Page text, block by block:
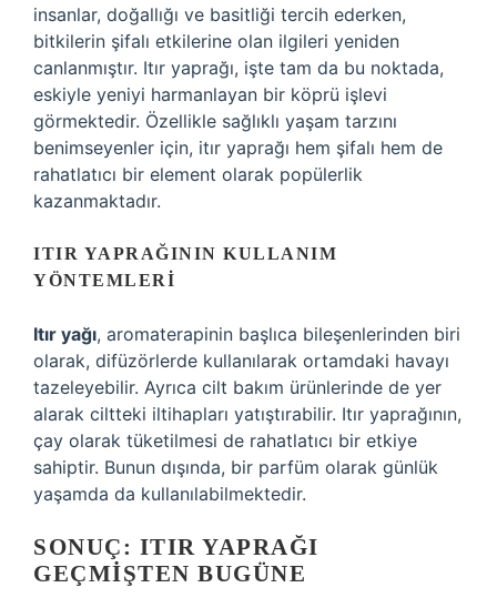
insanlar, doğallığı ve basitliği tercih ederken,
bitkilerin şifalı etkilerine olan ilgileri yeniden
canlanmıştır. Itır yaprağı, işte tam da bu noktada,
eskiyle yeniyi harmanlayan bir köprü işlevi
görmektedir. Özellikle sağlıklı yaşam tarzını
benimseyenler için, itır yaprağı hem şifalı hem de
rahatlatıcı bir element olarak popülerlik
kazanmaktadır.
ITIR YAPRAĞININ KULLANIM
YÖNTEMLERI
Itır yağı, aromaterapinin başlıca bileşenlerinden biri
olarak, difüzörlerde kullanılarak ortamdaki havayı
tazeleyebilir. Ayrıca cilt bakım ürünlerinde de yer
alarak ciltteki iltihapları yatıştırabilir. Itır yaprağının,
çay olarak tüketilmesi de rahatlatıcı bir etkiye
sahiptir. Bunun dışında, bir parfüm olarak günlük
yaşamda da kullanılabilmektedir.
SONUÇ: ITIR YAPRAĞI
GEÇMIŞTEN BUGÜNE